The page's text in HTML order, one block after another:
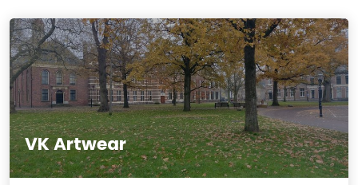
VK Artwear